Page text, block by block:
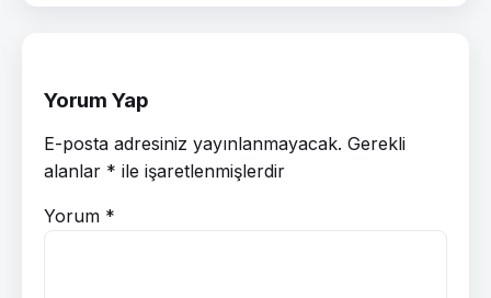
Yorum Yap
E-posta adresiniz yayınlanmayacak. Gerekli
alanlar * ile işaretlenmişlerdir
Yorum *